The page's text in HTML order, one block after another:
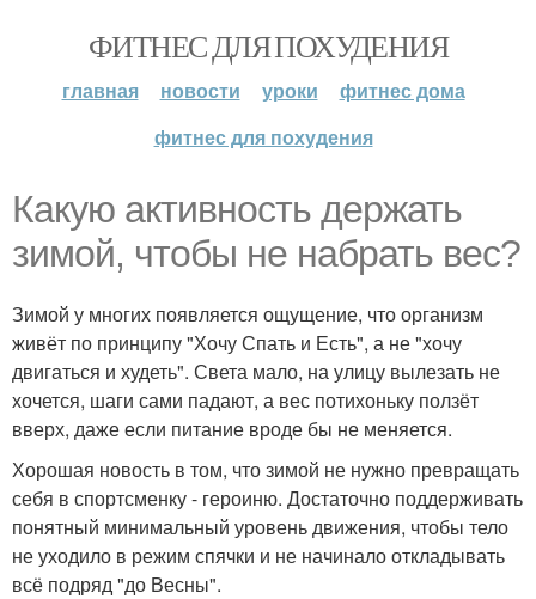
ФИТНЕС ДЛЯ ПОХУДЕНИЯ
главная новости уроки
фитнес дома
фитнес для похудения
Какую активность держать
зимой, чтобы не набрать вес?
Зимой у многих появляется ощущение, что организм
живёт по принципу "Хочу Спать и Есть", а не "хочу
двигаться и худеть". Света мало, на улицу вылезать не
хочется, шаги сами падают, а вес потихоньку ползёт
вверх, даже если питание вроде бы не меняется.
Хорошая новость в том, что зимой не нужно превращать
себя в спортсменку - героиню. Достаточно поддерживать
понятный минимальный уровень движения, чтобы тело
не уходило в режим спячки и не начинало откладывать
всё подряд "до Весны".